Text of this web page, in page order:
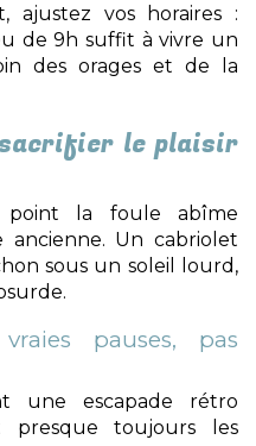
ajustez vos horaires :
de 9h suffit à vivre un
des orages et de la
le plaisir
point la foule abîme
ancienne. Un cabriolet
sous un soleil lourd,
pauses, pas
une escapade rétro
presque toujours les